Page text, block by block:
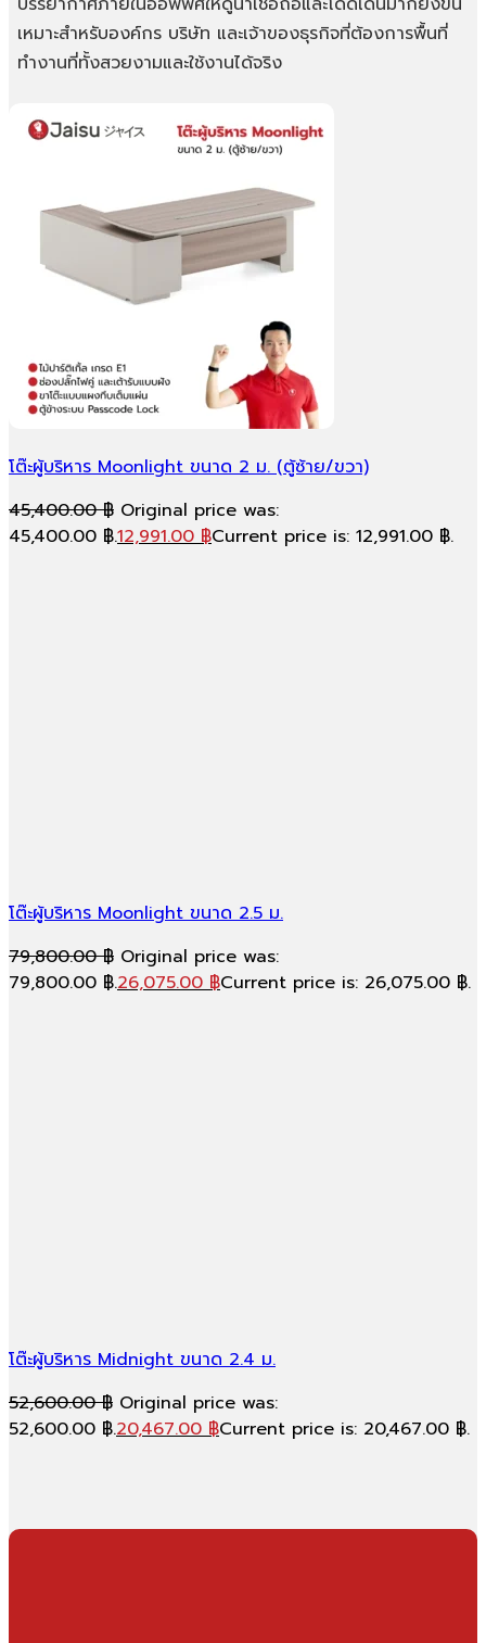
เหมาะสำหรับองค์กร บริษัท และเจ้าของธุรกิจที่ต้องการพื้นที่
ทำงานที่ทั้งสวยงามและใช้งานได้จริง
โต๊ะผู้บริหาร Moonlight ขนาด 2 ม. (ตู้ซ้าย/ขวา)
45,400.00฿ Original price was:
45,400.00 ฿.12,991.00 ฿Current price is: 12,991.00 ฿.
โต๊ะผู้บริหาร Moonlight ขนาด 2.5 ม.
79,800.00฿ Original price was:
79,800.00 ฿.26,075.00 ฿Current price is: 26,075.00 ฿.
โต๊ะผู้บริหาร Midnight ขนาด 2.4 ม.
52,600.00฿ Original price was:
52,600.00 ฿.20,467.00 ฿Current price is: 20,467.00 ฿.